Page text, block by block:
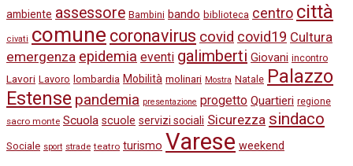
ambiente assessore Bambini bando biblioteca centro città
civati comune coronavirus covid covid19 Cultura
emergenza epidemia eventi galimberti Giovani incontro
Lavori Lavoro lombardia Mobilità molinari Mostra Natale Palazzo
Estense pandemia presentazione progetto Quartieri regione
sacro monte Scuola scuole servizi sociali Sicurezza sindaco
Sociale sport strade teatro turismo Varese weekend